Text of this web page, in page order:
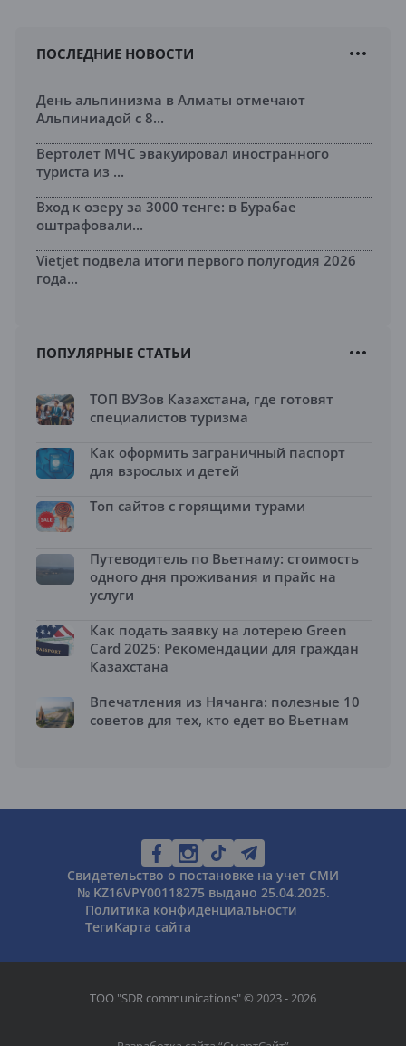
ПОСЛЕДНИЕ НОВОСТИ
День альпинизма в Алматы отмечают
Альпиниадой с 8...
Вертолет МЧС эвакуировал иностранного
туриста из ...
Вход к озеру за 3000 тенге: в Бурабае
оштрафовали...
Vietjet подвела итоги первого полугодия 2026
года...
ПОПУЛЯРНЫЕ СТАТЬИ
ТОП ВУЗов Казахстана, где готовят
специалистов туризма
Как оформить заграничный паспорт
для взрослых и детей
Топ сайтов с горящими турами
Путеводитель по Вьетнаму: стоимость
одного дня проживания и прайс на
услуги
Как подать заявку на лотерею Green
Card 2025: Рекомендации для граждан
Казахстана
Впечатления из Нячанга: полезные 10
советов для тех, кто едет во Вьетнам
Свидетельство о постановке на учет СМИ
№ KZ16VPY00118275 выдано 25.04.2025.
Политика конфиденциальности
ТегиКарта сайта
ТОО "SDR communications" © 2023 - 2026